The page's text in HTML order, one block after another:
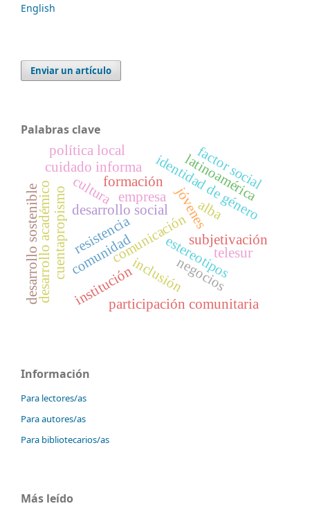
English
Enviar un artículo
Palabras clave
identidad de género
comunicaciónestereotipos
cultura
inclusión
participación comunitaria
jóvenes
desarrollo social
comunidad
resistencia
institución
subjetivación
cuidado informa
cuentapropismo negocios
formación
empresa
desarrollo académico alba
telesur
latinoamérica
factor social
desarrollo sostenible
política local
Información
Para lectores/as
Para autores/as
Para bibliotecarios/as
Más leído